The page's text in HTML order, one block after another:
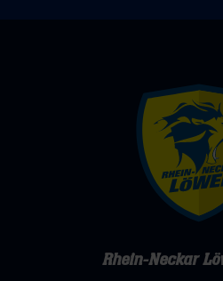
Rhein-Neckar